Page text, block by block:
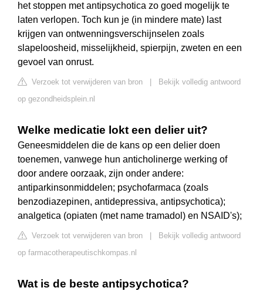
het stoppen met antipsychotica zo goed mogelijk te
laten verlopen. Toch kun je (in mindere mate) last
krijgen van ontwenningsverschijnselen zoals
slapeloosheid, misselijkheid, spierpijn, zweten en een
gevoel van onrust.
Verzoek tot verwijderen van bron
Bekijk volledig antwoord
op gezondheidsplein.nl
Welke medicatie lokt een delier uit?
Geneesmiddelen die de kans op een delier doen
toenemen, vanwege hun anticholinerge werking of
door andere oorzaak, zijn onder andere:
antiparkinsonmiddelen; psychofarmaca (zoals
benzodiazepinen, antidepressiva, antipsychotica);
analgetica (opiaten (met name tramadol) en NSAID's);
Verzoek tot verwijderen van bron
Bekijk volledig antwoord
op farmacotherapeutischkompas.nl
Wat is de beste antipsychotica?